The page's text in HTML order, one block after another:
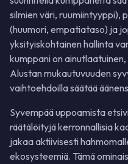
silmien väri, ruumiintyyppi),
(huumori, empatiataso) ja
yksityiskohtainen hallinta
kumppani on
Alustan mukautuvuuden
vaihtoehdoilla säätää
Syvempää uppoamista
räätälöityjä kerronnallisia
jakaa aktiivisesti
ekosysteemiä. Tämä